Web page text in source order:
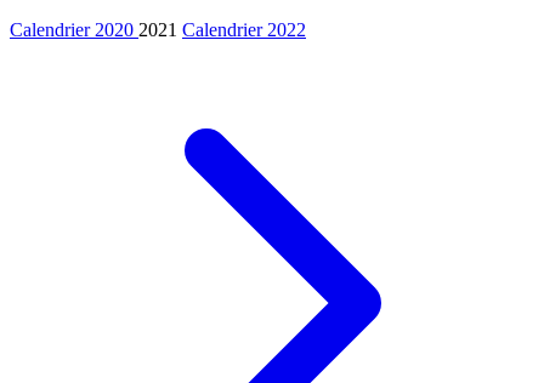
Calendrier 2020 2021 Calendrier 2022